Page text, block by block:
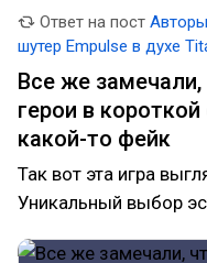
Ответ на пост
шутер Empulse в духе
Все же
герои в
какой-то фейк
Так вот эта игра
Уникальный выбор